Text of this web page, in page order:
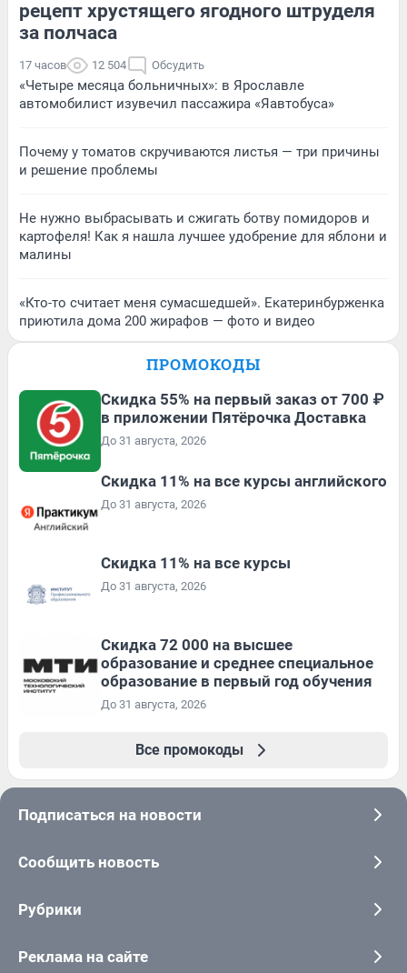
рецепт хрустящего ягодного штруделя
за полчаса
17 часов 12 504 Обсудить
«Четыре месяца больничных»: в Ярославле
автомобилист изувечил пассажира «Яавтобуса»
Почему у томатов скручиваются листья — три причины
и решение проблемы
Не нужно выбрасывать и сжигать ботву помидоров и
картофеля! Как я нашла лучшее удобрение для яблони и
малины
«Кто-то считает меня сумасшедшей». Екатеринбурженка
приютила дома 200 жирафов — фото и видео
ПРОМОКОДЫ
Скидка 55% на первый заказ от 700 ₽
в приложении Пятёрочка Доставка
До 31 августа, 2026
Скидка 11% на все курсы английского
До 31 августа, 2026
Скидка 11% на все курсы
До 31 августа, 2026
Скидка 72 000 на высшее
образование и среднее специальное
образование в первый год обучения
До 31 августа, 2026
Все промокоды
Подписаться на новости
Сообщить новость
Рубрики
Реклама на сайте